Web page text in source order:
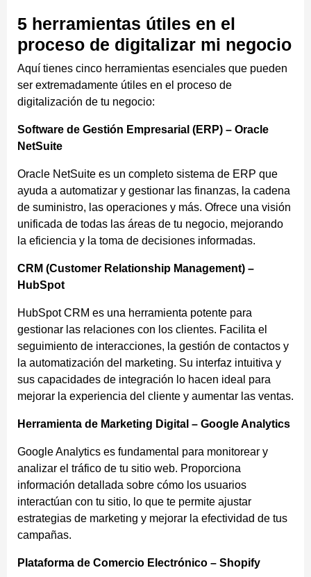
5 herramientas útiles en el
proceso de digitalizar mi negocio
Aquí tienes cinco herramientas esenciales que pueden
ser extremadamente útiles en el proceso de
digitalización de tu negocio:
Software de Gestión Empresarial (ERP) – Oracle
NetSuite
Oracle NetSuite es un completo sistema de ERP que
ayuda a automatizar y gestionar las finanzas, la cadena
de suministro, las operaciones y más. Ofrece una visión
unificada de todas las áreas de tu negocio, mejorando
la eficiencia y la toma de decisiones informadas.
CRM (Customer Relationship Management) –
HubSpot
HubSpot CRM es una herramienta potente para
gestionar las relaciones con los clientes. Facilita el
seguimiento de interacciones, la gestión de contactos y
la automatización del marketing. Su interfaz intuitiva y
sus capacidades de integración lo hacen ideal para
mejorar la experiencia del cliente y aumentar las ventas.
Herramienta de Marketing Digital – Google Analytics
Google Analytics es fundamental para monitorear y
analizar el tráfico de tu sitio web. Proporciona
información detallada sobre cómo los usuarios
interactúan con tu sitio, lo que te permite ajustar
estrategias de marketing y mejorar la efectividad de tus
campañas.
Plataforma de Comercio Electrónico – Shopify